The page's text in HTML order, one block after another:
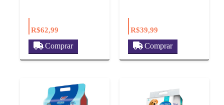
R$62,99
Comprar
R$39,99
Comprar